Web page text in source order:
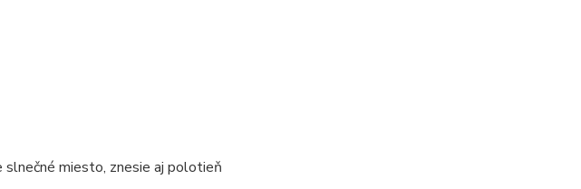
slnečné miesto, znesie aj polotieň